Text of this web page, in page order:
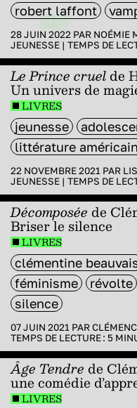
robert laffont
28 JUIN 2022 PAR NOÉMIE
JEUNESSE | TEMPS DE
Le Prince cruelde
Un univers de
LIVRES
jeunesse
littérature
22 NOVEMBRE 2021 PAR
JEUNESSE | TEMPS DE
Décomposée de
Briser le silence
LIVRES
clémentine
féminisme
révolte
silence
07 JUIN 2021 PAR
TEMPS DE LECTURE : 5
Âge Tendre de
une comédie
LIVRES